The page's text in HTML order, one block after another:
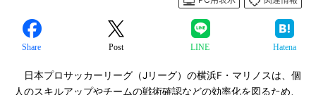
Share Post LINE Hatena
日本プロサッカーリーグ（Jリーグ）の横浜F・マリノスは、個
人のスキルアップやチームの戦術確認などの効率化を図るため、